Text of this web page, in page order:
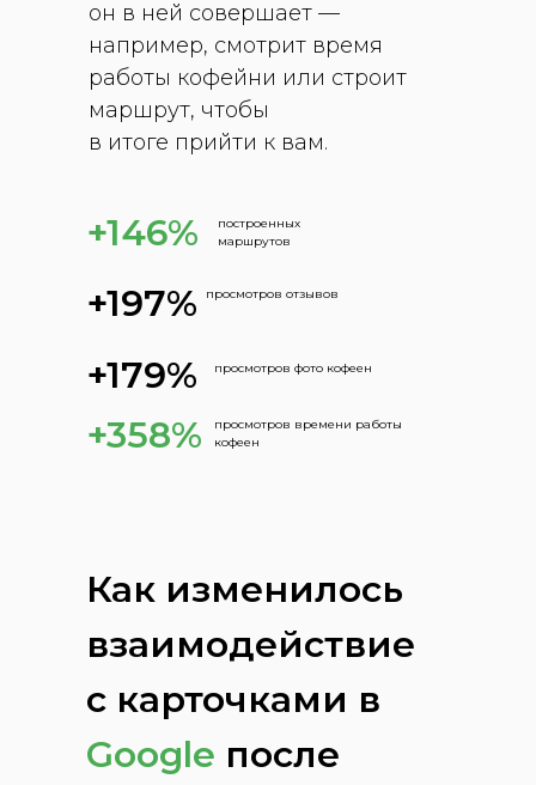
он в ней совершает —
например, смотрит время
работы кофейни или строит
маршрут, чтобы
в итоге прийти к вам.
+197% просмотров отзывов
+179% просмотров фото кофеен
+146%
построенных
маршрутов
+358%
просмотров времени работы
кофеен
Как изменилось
взаимодействие
с карточками в
Google после